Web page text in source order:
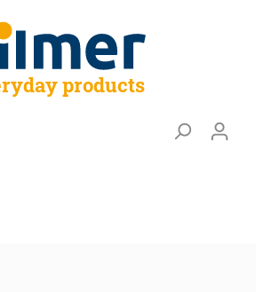
products